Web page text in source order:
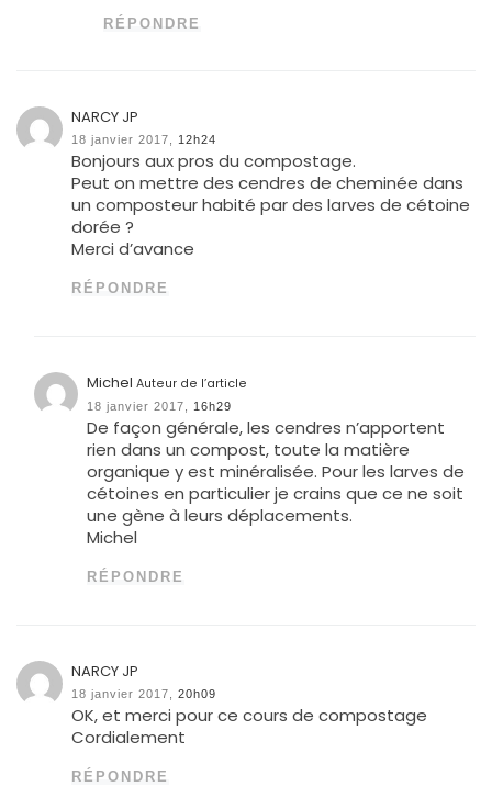
RÉPONDRE
NARCY JP
18 janvier 2017, 12h24
Bonjours aux pros du compostage.
Peut on mettre des cendres de cheminée dans
un composteur habité par des larves de cétoine
dorée ?
Merci d’avance
RÉPONDRE
MichelAuteur de l’article
18 janvier 2017, 16h29
De façon générale, les cendres n’apportent
rien dans un compost, toute la matière
organique y est minéralisée. Pour les larves de
cétoines en particulier je crains que ce ne soit
une gène à leurs déplacements.
Michel
RÉPONDRE
NARCY JP
18 janvier 2017, 20h09
OK, et merci pour ce cours de compostage
Cordialement
RÉPONDRE